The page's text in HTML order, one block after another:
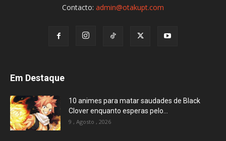
Contacto: admin@otakupt.com
Em Destaque
10 animes para matar saudades de Black
Clover enquanto esperas pelo...
9 , Agosto , 2026